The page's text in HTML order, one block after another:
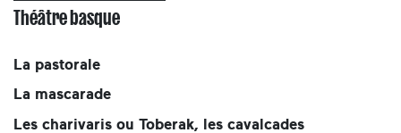
Théâtre basque
La pastorale
La mascarade
Les charivaris ou Toberak, les cavalcades